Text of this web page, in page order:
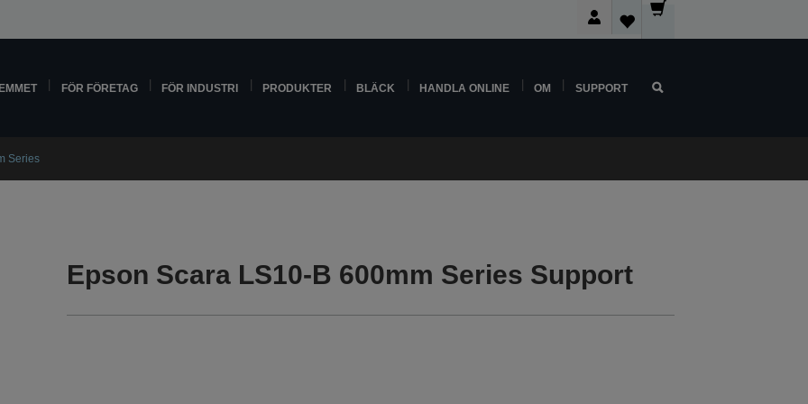
FÖR FÖRETAG FÖR INDUSTRI PRODUKTER BLÄCK HANDLA ONLINE OM SUPPORT
Series
Epson Scara LS10-B 600mm Series Support